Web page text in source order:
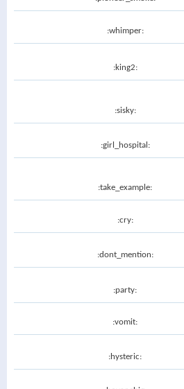
:whimper:
:king2:
:sisky:
:girl_hospital:
:take_example:
:cry:
:dont_mention:
:party:
:vomit:
:hysteric: